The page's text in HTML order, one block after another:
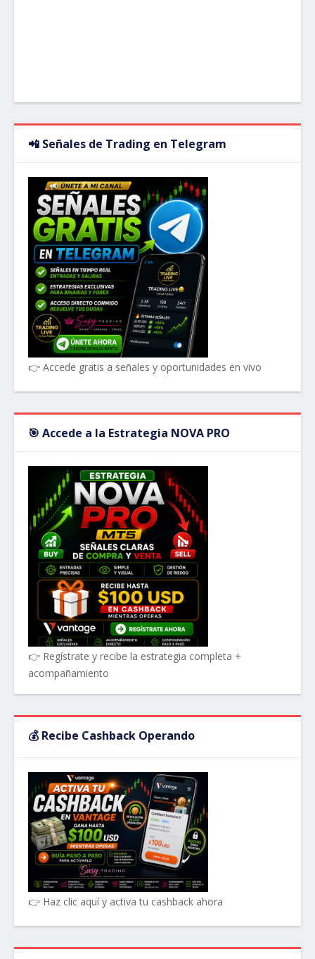
📲 Señales de Trading en Telegram
👉 Accede gratis a señales y oportunidades en vivo
🎯 Accede a la Estrategia NOVA PRO
👉 Regístrate y recibe la estrategia completa +
acompañamiento
💰 Recibe Cashback Operando
👉 Haz clic aquí y activa tu cashback ahora